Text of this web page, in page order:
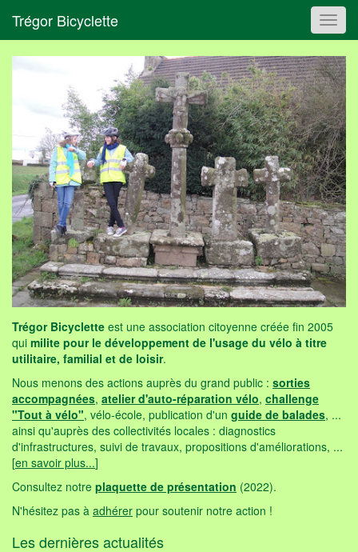
Trégor Bicyclette
Trégor Bicyclette est une association citoyenne créée fin 2005
quimilite pour le développement de l'usage du vélo à titre
utilitaire, familial et de loisir.
Nous menons des actions auprès du grand public : sorties
accompagnées atelier d'auto-réparation vélo challenge
"Tout à vélo", vélo-école, publication d'unguide de balades
ainsi qu'auprès des collectivités locales : diagnostics
d'infrastructures, suivi de travaux, propositions d'améliorations, ...
[en savoir plus...]
Consultez notre plaquette de présentation (2022).
N'hésitez pas à adhérer pour soutenir notre action !
Les dernières actualités